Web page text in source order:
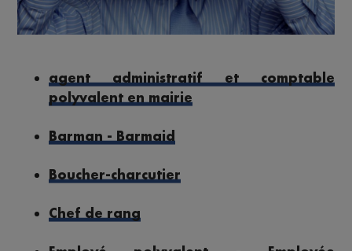
agent administratif et comptable
polyvalent en mairie
Barman - Barmaid
Boucher-charcutier
Chef de rang